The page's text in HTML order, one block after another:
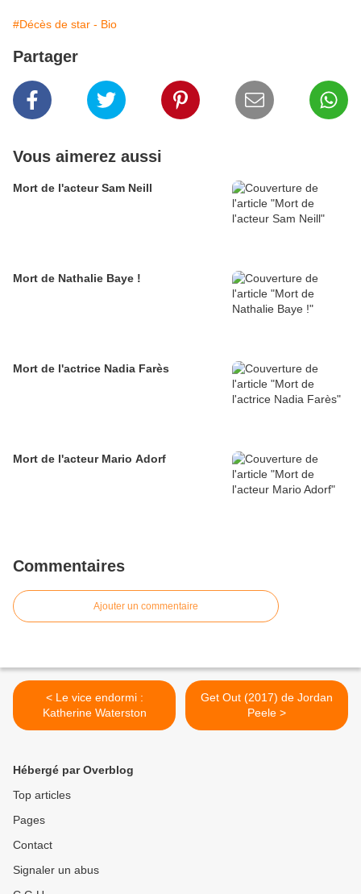
#Décès de star - Bio
Partager
Vous aimerez aussi
Mort de l'acteur Sam Neill
Mort de Nathalie Baye !
Mort de l'actrice Nadia Farès
Mort de l'acteur Mario Adorf
Commentaires
Ajouter un commentaire
< Le vice endormi :
Katherine Waterston
Get Out (2017) de Jordan
Peele >
Hébergé par Overblog
Top articles
Pages
Contact
Signaler un abus